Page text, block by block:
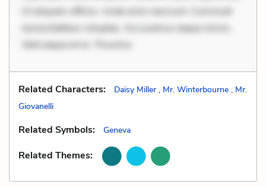
Ut aliquam officiis. Unde enim nesciunt. Commodi
necessitatibus voluptas. Accusamus eaque omnis.
Velit eaque error. Possimu
Related Characters: Daisy Miller , Mr. Winterbourne , Mr.
Giovanelli
Related Symbols: Geneva
Related Themes: